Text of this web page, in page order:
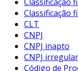
Classificação
CLT
CNPJ
CNPJ inapto
CNPJ irregular
Código de